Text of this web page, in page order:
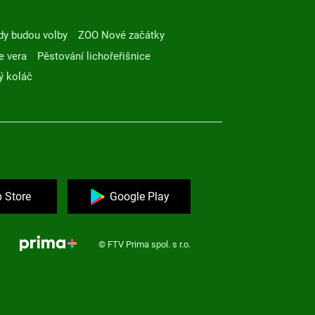
budou volby
ZOO Nové začátky
vera
Pěstování lichořeřišnice
koláč
Store Google Play
© FTV Prima spol. s r.o.